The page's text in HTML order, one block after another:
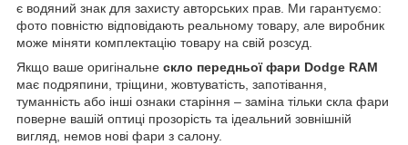
є водяний знак для захисту авторських прав. Ми гарантуємо:
фото повністю відповідають реальному товару, але виробник
може міняти комплектацію товару на свій розсуд.
Якщо ваше оригінальне скло передньої фари Dodge RAM
має подряпини, тріщини, жовтуватість, запотівання,
туманність або інші ознаки старіння – заміна тільки скла фари
поверне вашій оптиці прозорість та ідеальний зовнішній
вигляд, немов нові фари з салону.